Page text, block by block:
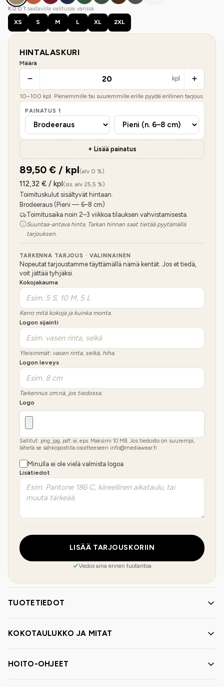
KOOT saatavilla valitussa värissä
XS
S M L XL 2XL
HINTALASKURI
Määrä
kpl
10–100 kpl. Pienemmille tai suuremmille erille pyydä erillinen tarjous.
PAINATUS 1
+ Lisää painatus
89,50 € / kpl(alv 0 %)
112,32 € / kpl(sis. alv 25,5 %)
Toimituskulut sisältyvät hintaan.
Brodeeraus (Pieni — 6–8 cm)
Toimitusaika noin 2–3 viikkoa tilauksen vahvistamisesta.
Suuntaa-antava hinta. Tarkan hinnan saat tietää pyytämällä
tarjouksen.
TARKENNA TARJOUS · VALINNAINEN
Nopeutat tarjoustamme täyttämällä nämä kentät. Jos et tiedä,
voit jättää tyhjäksi.
Kokojakauma
Kerro mitä kokoja ja kuinka monta.
Logon sijainti
Yleisimmät: vasen rinta, selkä, hiha.
Logon leveys
Tarkennus cm:nä, jos tiedossa.
Logo
Sallitut: png, jpg, pdf, ai, eps. Maksimi 10 MB. Jos tiedosto on suurempi,
lähetä se sähköpostilla osoitteeseen info@mediawear.fi
Minulla ei ole vielä valmista logoa
Lisätiedot
LISÄÄ TARJOUSKORIIN
Vedos aina ennen tuotantoa
TUOTETIEDOT
KOKOTAULUKKO JA MITAT
HOITO-OHJEET